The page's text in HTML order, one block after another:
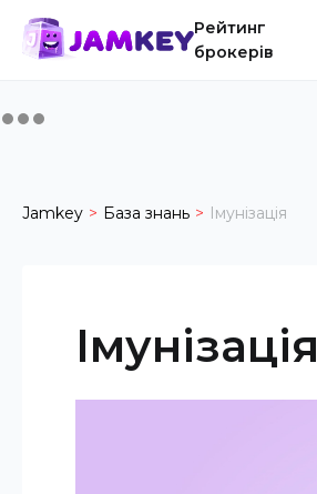
Рейтинг
брокерів
Jamkey База знань Імунізація
Імунізація